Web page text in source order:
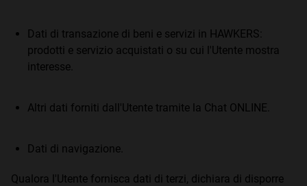
Dati di transazione di beni e servizi in HAWKERS:
prodotti e servizio acquistati o su cui l'Utente mostra
interesse.
Altri dati forniti dall'Utente tramite la Chat ONLINE.
Dati di navigazione.
Qualora l'Utente fornisca dati di terzi, dichiara di disporre